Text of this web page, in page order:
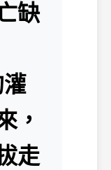
缺
，
走